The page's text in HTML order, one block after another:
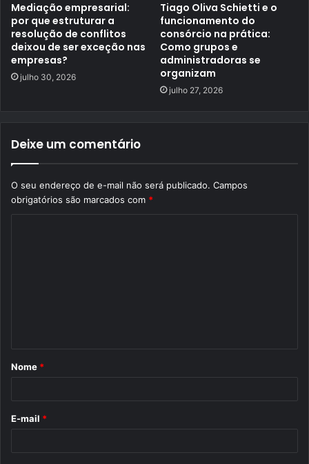
Mediação empresarial:
por que estruturar a
resolução de conflitos
deixou de ser exceção nas
empresas?
julho 30, 2026
Tiago Oliva Schietti e o
funcionamento do
consórcio na prática:
Como grupos e
administradoras se
organizam
julho 27, 2026
Deixe um comentário
O seu endereço de e-mail não será publicado. Campos
obrigatórios são marcados com *
r
Nome *
E-mail *